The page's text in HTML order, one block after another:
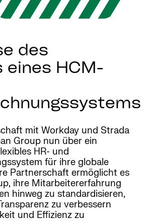
des
eines HCM-
mit Workday und Strada
Group nun über ein
HR- und
für ihre globale
Partnerschaft ermöglicht es
ihre Mitarbeitererfahrung
hinweg zu standardisieren,
zu verbessern
und Effizienz zu